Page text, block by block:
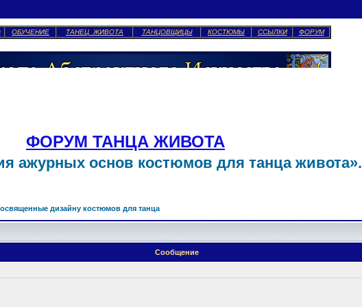
ОБУЧЕНИЕ ТАНЕЦ ЖИВОТА ТАНЦОВЩИЦЫ КОСТЮМЫ ССЫЛКИ ФОРУМ
ФОРУМ ТАНЦА ЖИВОТА
ажурных основ костюмов для танца живота».
дизайну костюмов для танца
Сообщение